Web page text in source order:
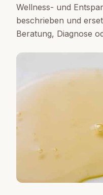
Wellness- und
beschrieben und
Beratung, Diagnose